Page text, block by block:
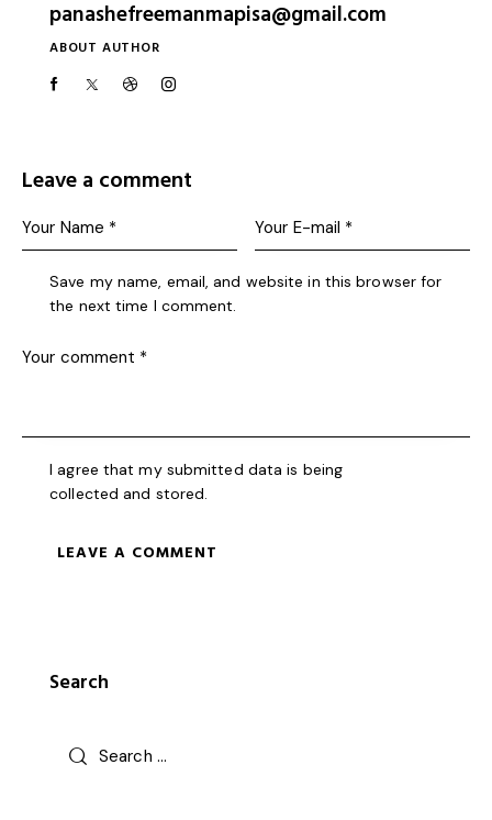
panashefreemanmapisa@gmail.com
ABOUT AUTHOR
Leave a comment
Save my name, email, and website in this browser for
the next time I comment.
I agree that my submitted data is being
collected and stored.
Search